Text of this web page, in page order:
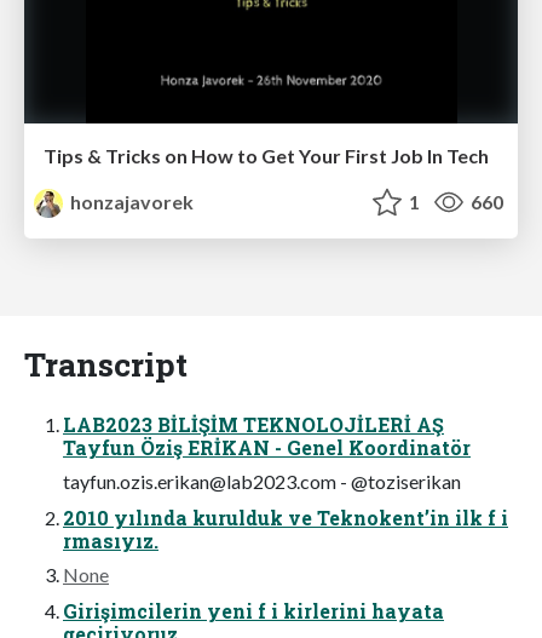
Tips & Tricks on How to Get Your First Job In Tech
honzajavorek
1 660
Transcript
LAB2023 BİLİŞİM TEKNOLOJİLERİ AŞ
Tayfun Öziş ERİKAN - Genel Koordinatör
tayfun.ozis.erikan@lab2023.com - @toziserikan
2010 yılında kurulduk ve Teknokent’in ilk f i
rmasıyız.
None
Girişimcilerin yeni f i kirlerini hayata